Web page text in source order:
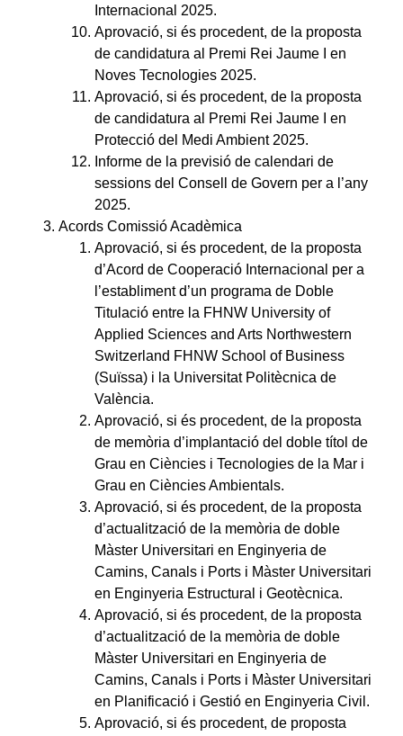
Internacional 2025.
Aprovació, si és procedent, de la proposta
de candidatura al Premi Rei Jaume I en
Noves Tecnologies 2025.
Aprovació, si és procedent, de la proposta
de candidatura al Premi Rei Jaume I en
Protecció del Medi Ambient 2025.
Informe de la previsió de calendari de
sessions del Consell de Govern per a l’any
2025.
Acords Comissió Acadèmica
Aprovació, si és procedent, de la proposta
d’Acord de Cooperació Internacional per a
l’establiment d’un programa de Doble
Titulació entre la FHNW University of
Applied Sciences and Arts Northwestern
Switzerland FHNW School of Business
(Suïssa) i la Universitat Politècnica de
València.
Aprovació, si és procedent, de la proposta
de memòria d’implantació del doble títol de
Grau en Ciències i Tecnologies de la Mar i
Grau en Ciències Ambientals.
Aprovació, si és procedent, de la proposta
d’actualització de la memòria de doble
Màster Universitari en Enginyeria de
Camins, Canals i Ports i Màster Universitari
en Enginyeria Estructural i Geotècnica.
Aprovació, si és procedent, de la proposta
d’actualització de la memòria de doble
Màster Universitari en Enginyeria de
Camins, Canals i Ports i Màster Universitari
en Planificació i Gestió en Enginyeria Civil.
Aprovació, si és procedent, de proposta